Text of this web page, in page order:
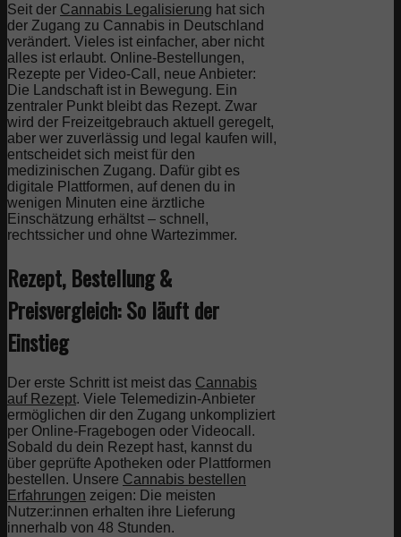
Seit der Cannabis Legalisierung hat sich
der Zugang zu Cannabis in Deutschland
verändert. Vieles ist einfacher, aber nicht
alles ist erlaubt. Online-Bestellungen,
Rezepte per Video-Call, neue Anbieter:
Die Landschaft ist in Bewegung. Ein
zentraler Punkt bleibt das Rezept. Zwar
wird der Freizeitgebrauch aktuell geregelt,
aber wer zuverlässig und legal kaufen will,
entscheidet sich meist für den
medizinischen Zugang. Dafür gibt es
digitale Plattformen, auf denen du in
wenigen Minuten eine ärztliche
Einschätzung erhältst – schnell,
rechtssicher und ohne Wartezimmer.
Rezept, Bestellung &
Preisvergleich: So läuft der
Einstieg
Der erste Schritt ist meist das Cannabis
auf Rezept. Viele Telemedizin-Anbieter
ermöglichen dir den Zugang unkompliziert
per Online-Fragebogen oder Videocall.
Sobald du dein Rezept hast, kannst du
über geprüfte Apotheken oder Plattformen
bestellen. Unsere Cannabis bestellen
Erfahrungen zeigen: Die meisten
Nutzer:innen erhalten ihre Lieferung
innerhalb von 48 Stunden.